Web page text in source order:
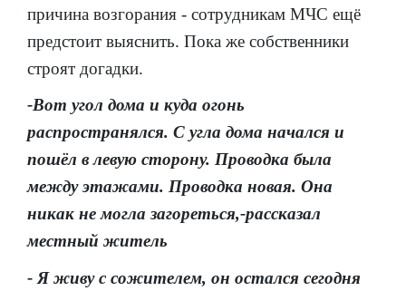
причина возгорания - сотрудникам МЧС ещё
предстоит выяснить. Пока же собственники
строят догадки.
-Вот угол дома и куда огонь
распространялся. С угла дома начался и
пошёл в левую сторону. Проводка была
между этажами. Проводка новая. Она
никак не могла загореться,-рассказал
местный житель
- Я живу с сожителем, он остался сегодня